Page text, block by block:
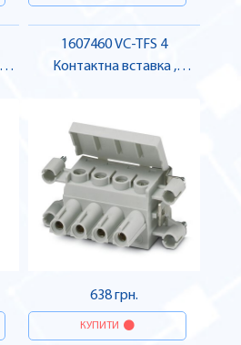
1607460 VC-TFS 4
Контактна вставка ,
638 грн.
КУПИТИ